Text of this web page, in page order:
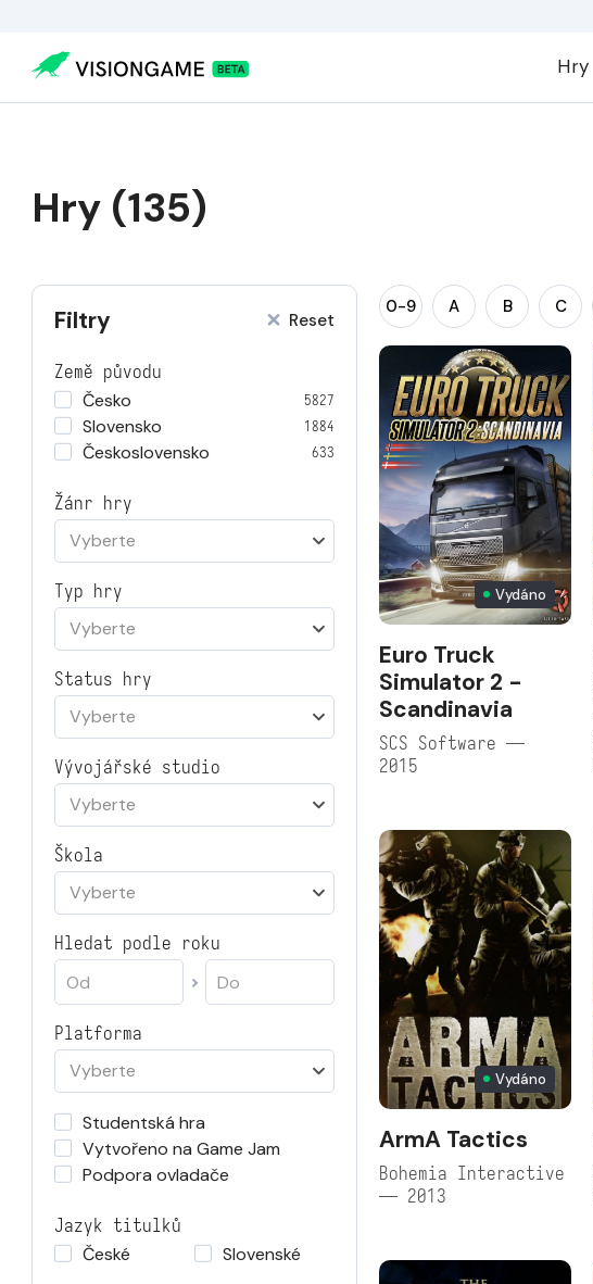
Hry
Hry (135)
Filtry Reset
Země původu
Česko
5827
Slovensko 1884
Československo 633
Žánr hry
Vyberte
Typ hry
Vyberte
Status hry
Vyberte
Vývojářské studio
Vyberte
Škola
Vyberte
Hledat podle roku
Platforma
Vyberte
Studentská hra
Vytvořeno na Game Jam
Podpora ovladače
Jazyk titulků
České
Slovenské
0-9 A B C
Vydáno
Euro Truck
Simulator 2 -
Scandinavia
SCS Software —
2015
Vydáno
ArmA Tactics
Bohemia Interactive
— 2013